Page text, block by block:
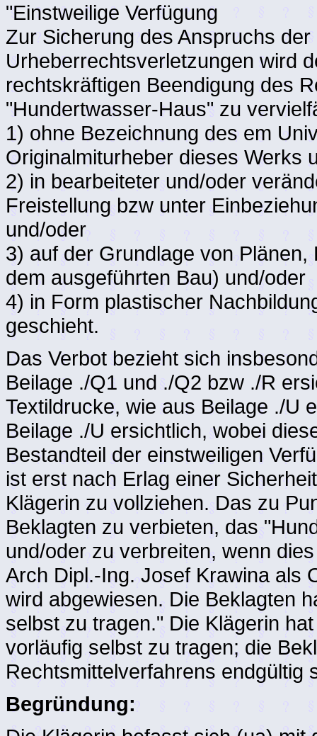
"Einstweilige Verfügung
Zur Sicherung des Anspruchs
Urheberrechtsverletzungen wird
rechtskräftigen Beendigung des
"Hundertwasser-Haus" zu
1) ohne Bezeichnung des em
Originalmiturheber dieses Werks
2) in bearbeiteter und/oder
Freistellung bzw unter
und/oder
3) auf der Grundlage von
dem ausgeführten Bau) und/oder
4) in Form plastischer
geschieht.
Das Verbot bezieht sich
Beilage ./Q1 und ./Q2 bzw ./R
Textildrucke, wie aus Beilage ./U
Beilage ./U ersichtlich, wobei
Bestandteil der einstweiligen
ist erst nach Erlag einer
Klägerin zu vollziehen. Das zu
Beklagten zu verbieten, das
und/oder zu verbreiten, wenn
Arch Dipl.-Ing. Josef Krawina als
wird abgewiesen. Die Beklagten
selbst zu tragen." Die Klägerin
vorläufig selbst zu tragen; die
Rechtsmittelverfahrens endgültig
Begründung: